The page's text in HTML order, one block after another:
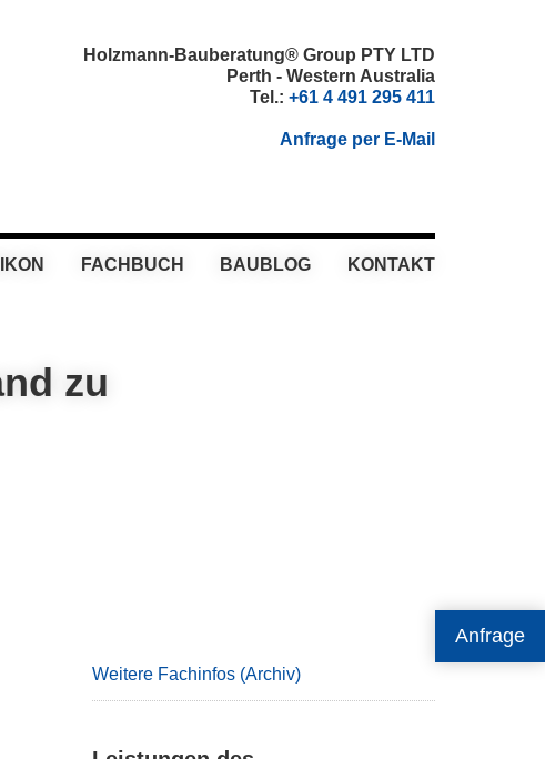
Anfrage
Holzmann-Bauberatung® Group PTY LTD
Perth - Western Australia
Tel.: +61 4 491 295 411
Anfrage per E-Mail
FACHBUCH BAUBLOG KONTAKT
zu
Weitere Fachinfos (Archiv)